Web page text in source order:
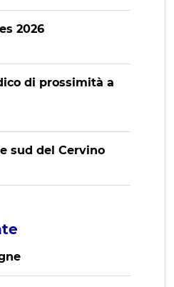
2026
di prossimità a
sud del Cervino